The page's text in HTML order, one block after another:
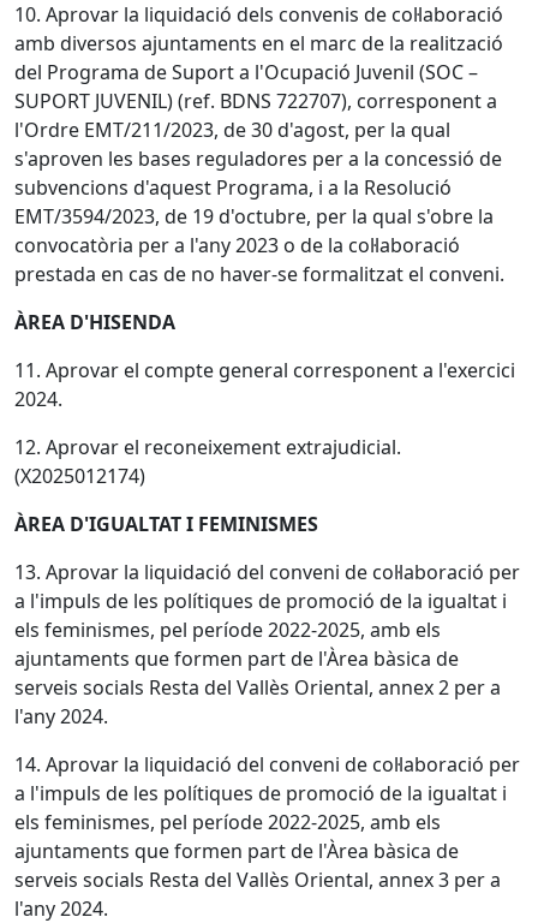
10. Aprovar la liquidació dels convenis de col·laboració
amb diversos ajuntaments en el marc de la realització
del Programa de Suport a l'Ocupació Juvenil (SOC –
SUPORT JUVENIL) (ref. BDNS 722707), corresponent a
l'Ordre EMT/211/2023, de 30 d'agost, per la qual
s'aproven les bases reguladores per a la concessió de
subvencions d'aquest Programa, i a la Resolució
EMT/3594/2023, de 19 d'octubre, per la qual s'obre la
convocatòria per a l'any 2023 o de la col·laboració
prestada en cas de no haver-se formalitzat el conveni.
ÀREA D'HISENDA
11. Aprovar el compte general corresponent a l'exercici
2024.
12. Aprovar el reconeixement extrajudicial.
(X2025012174)
ÀREA D'IGUALTAT I FEMINISMES
13. Aprovar la liquidació del conveni de col·laboració per
a l'impuls de les polítiques de promoció de la igualtat i
els feminismes, pel període 2022-2025, amb els
ajuntaments que formen part de l'Àrea bàsica de
serveis socials Resta del Vallès Oriental, annex 2 per a
l'any 2024.
14. Aprovar la liquidació del conveni de col·laboració per
a l'impuls de les polítiques de promoció de la igualtat i
els feminismes, pel període 2022-2025, amb els
ajuntaments que formen part de l'Àrea bàsica de
serveis socials Resta del Vallès Oriental, annex 3 per a
l'any 2024.